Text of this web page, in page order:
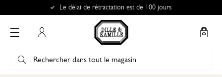
Le délai de rétractation est de 100 jours